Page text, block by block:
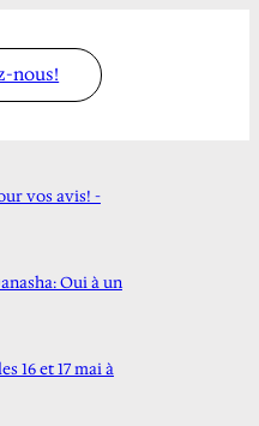
nous!
vos avis! -
Oui à un
16 et 17 mai à